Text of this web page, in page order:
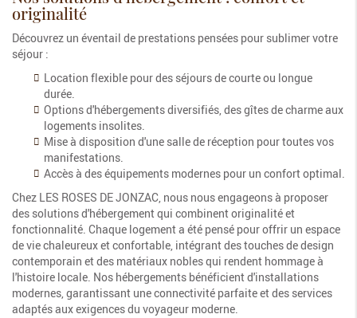
originalité
Découvrez un éventail de prestations pensées pour sublimer votre
séjour :
Location flexible pour des séjours de courte ou longue
durée.
Options d'hébergements diversifiés, des gîtes de charme aux
logements insolites.
Mise à disposition d'une salle de réception pour toutes vos
manifestations.
Accès à des équipements modernes pour un confort optimal.
Chez LES ROSES DE JONZAC, nous nous engageons à proposer
des solutions d'hébergement qui combinent originalité et
fonctionnalité. Chaque logement a été pensé pour offrir un espace
de vie chaleureux et confortable, intégrant des touches de design
contemporain et des matériaux nobles qui rendent hommage à
l'histoire locale. Nos hébergements bénéficient d'installations
modernes, garantissant une connectivité parfaite et des services
adaptés aux exigences du voyageur moderne.